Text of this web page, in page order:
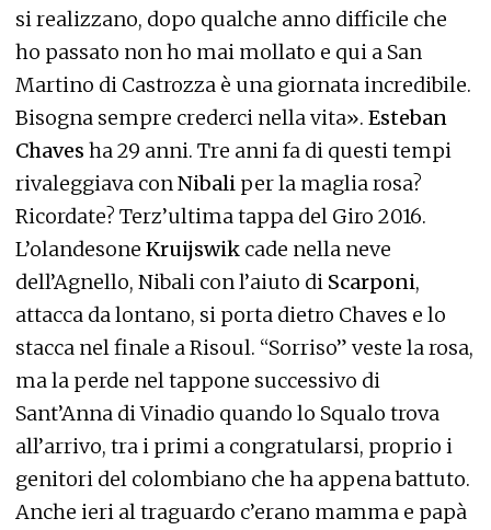
si realizzano, dopo qualche anno difficile che
ho passato non ho mai mollato e qui a San
Martino di Castrozza è una giornata incredibile.
Bisogna sempre crederci nella vita». Esteban
Chaves ha 29 anni. Tre anni fa di questi tempi
rivaleggiava conNibali per la maglia rosa?
Ricordate? Terz’ultima tappa del Giro 2016.
L’olandesone Kruijswik cade nella neve
dell’Agnello, Nibali con l’aiuto di Scarponi,
attacca da lontano, si porta dietro Chaves e lo
stacca nel finale a Risoul. “Sorriso” veste la rosa,
ma la perde nel tappone successivo di
Sant’Anna di Vinadio quando lo Squalo trova
all’arrivo, tra i primi a congratularsi, proprio i
genitori del colombiano che ha appena battuto.
Anche ieri al traguardo c’erano mamma e papà